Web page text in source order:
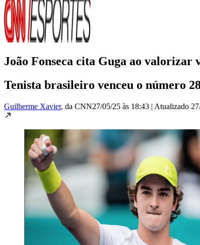
João Fonseca cita Guga ao
Tenista brasileiro venceu o número
Guilherme Xavier, da CNN27/05/25 às 18:43 | Atualizado